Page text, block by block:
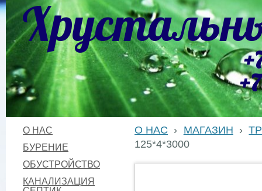
О НАС
БУРЕНИЕ
ОБУСТРОЙСТВО
КАНАЛИЗАЦИЯ
О НАС › МАГАЗИН ›
125*4*3000